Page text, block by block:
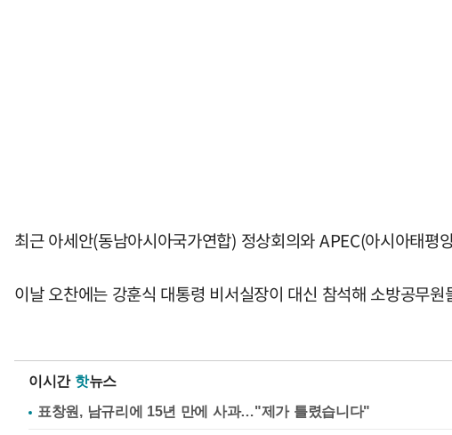
최근 아세안(동남아시아국가연합) 정상회의와 APEC(아시아태
이날 오찬에는 강훈식 대통령 비서실장이 대신 참석해 소방공무
이시간 핫뉴스
표창원, 남규리에 15년 만에 사과…"제가 틀렸습니다"